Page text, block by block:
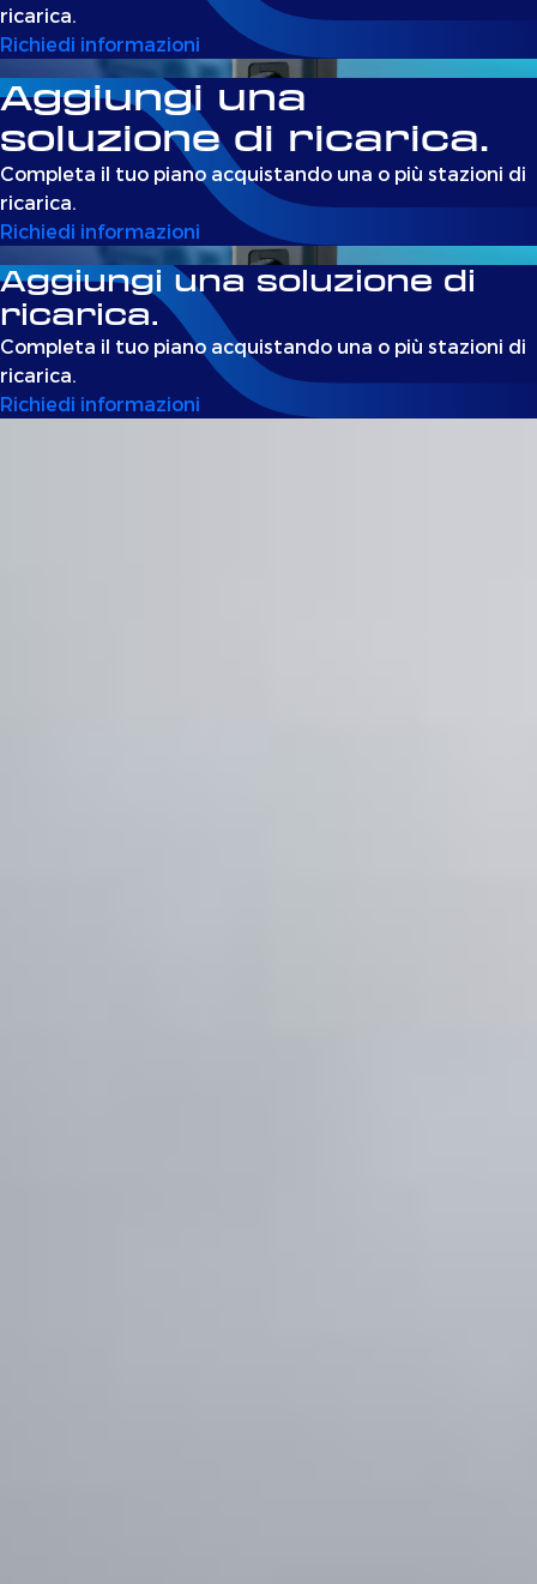
ricarica.
Richiedi informazioni
Aggiungi una
soluzione di ricarica.
Completa il tuo piano acquistando una o più stazioni di
ricarica.
Richiedi informazioni
Aggiungi una soluzione di
ricarica.
Completa il tuo piano acquistando una o più stazioni di
ricarica.
Richiedi informazioni